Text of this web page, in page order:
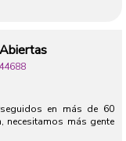
en más de 60
necesitamos más gente